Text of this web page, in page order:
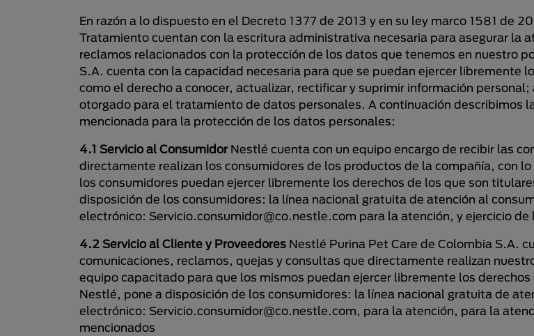
En razón a lo dispuesto en el Decreto 1377 de 2013 y en su ley marco 1581 de
Tratamiento cuentan con la escritura administrativa necesaria para asegurar la
reclamos relacionados con la protección de los datos que tenemos en nuestro
S.A. cuenta con la capacidad necesaria para que se puedan ejercer libremente
como el derecho a conocer, actualizar, rectificar y suprimir información
otorgado para el tratamiento de datos personales. A continuación describimos
mencionada para la protección de los datos personales:
4.1 Servicio al ConsumidorNestlé cuenta con un equipo encargo de recibir las
directamente realizan los consumidores de los productos de la compañía, con
los consumidores puedan ejercer libremente los derechos de los que son
disposición de los consumidores: la línea nacional gratuita de atención al
electrónico: Servicio.consumidor@co.nestle.com para la atención, y ejercicio
4.2 Servicio al Cliente y Proveedores Nestlé Purina Pet Care de Colombia S.A.
comunicaciones, reclamos, quejas y consultas que directamente realizan
equipo capacitado para que los mismos puedan ejercer libremente los
Nestlé, pone a disposición de los consumidores: la línea nacional gratuita de
electrónico: Servicio.consumidor@co.nestle.com, para la atención, para la
mencionados